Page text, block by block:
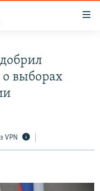
о выборах
VPN